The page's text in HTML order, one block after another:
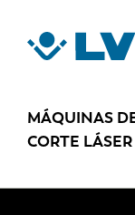
contenido
MÁQUINAS
CORTE LÁSER